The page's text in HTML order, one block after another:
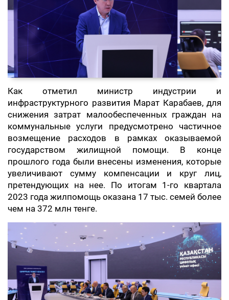
Как отметил министр индустрии и
инфраструктурного развития Марат Карабаев, для
снижения затрат малообеспеченных граждан на
коммунальные услуги предусмотрено частичное
возмещение расходов в рамках оказываемой
государством жилищной помощи. В конце
прошлого года были внесены изменения, которые
увеличивают сумму компенсации и круг лиц,
претендующих на нее. По итогам 1-го квартала
2023 года жилпомощь оказана 17 тыс. семей более
чем на 372 млн тенге.